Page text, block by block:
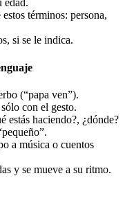
edad.
términos: persona,
si se le indica.
(“papa ven”).
con el gesto.
estás haciendo?, ¿dónde?
a música o cuentos
y se mueve a su ritmo.